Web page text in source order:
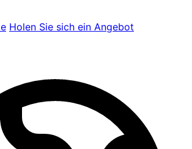
Holen Sie sich ein Angebot